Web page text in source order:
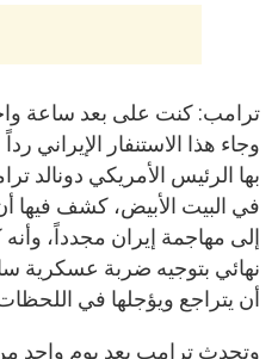
ترامب: كنت على بعد ساعة
وجاء هذا الاستنفار الإيراني
بها الرئيس الأمريكي دونالد
في البيت الأبيض، كشف فيها
إلى مهاجمة إيران مجدداً،
نهائي بتوجيه ضربة عسكرية
أن يتراجع ويؤجلها في
وتحدث ترامب بعد يوم واحد